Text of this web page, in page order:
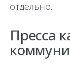
отдельно.
Пресса